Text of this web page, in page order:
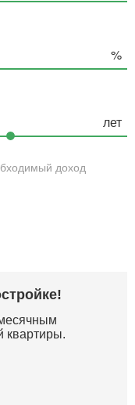
доход
квартиры.